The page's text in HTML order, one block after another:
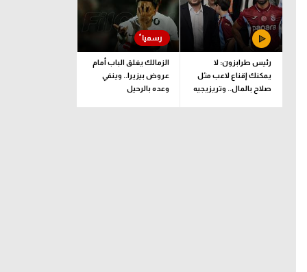
رئيس طرابزون: لا
يمكنك إقناع لاعب مثل
صلاح بالمال.. وتريزيجيه
الزمالك يغلق الباب أمام
عروض بيزيرا.. وينفي
وعده بالرحيل